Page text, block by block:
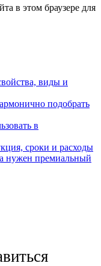
в этом браузере для
виды и
подобрать
в
сроки и расходы
нужен премиальный